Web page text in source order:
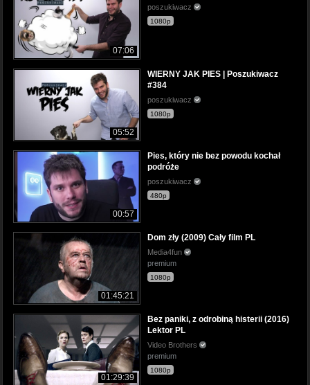
07:06
poszukiwacz
1080p
05:52
WIERNY JAK PIES | Poszukiwacz
#384
poszukiwacz
1080p
00:57
Pies, który nie bez powodu kochał
podróże
poszukiwacz
480p
01:45:21
Dom zły (2009) Cały film PL
Media4fun
premium
1080p
01:29:39
Bez paniki, z odrobiną histerii (2016)
Lektor PL
Video Brothers
premium
1080p